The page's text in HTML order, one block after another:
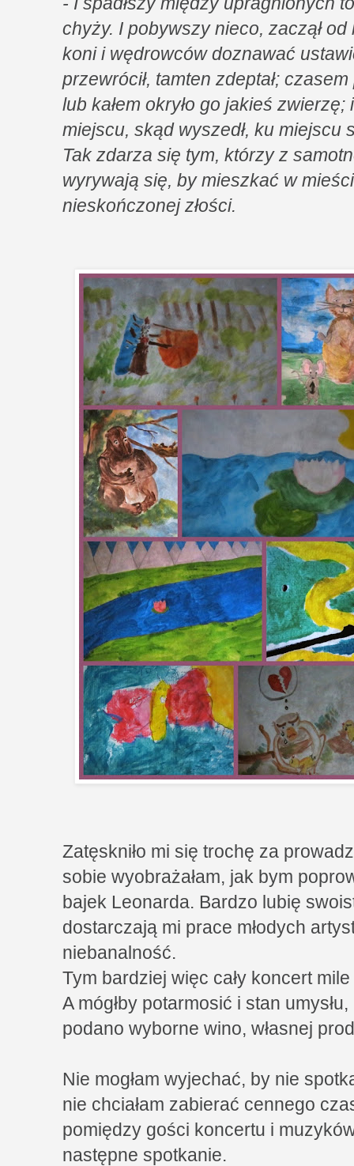
chyży. I pobywszy nieco, zaczął
koni i wędrowców doznawać
przewrócił, tamten zdeptał;
lub kałem okryło go jakieś
miejscu, skąd wyszedł, ku miejscu
Tak zdarza się tym, którzy z
wyrywają się, by mieszkać w
nieskończonej złości.
Zatęskniło mi się trochę za
sobie wyobrażałam, jak bym
bajek Leonarda. Bardzo lubię
dostarczają mi prace młodych
niebanalność.
Tym bardziej więc cały koncert
A mógłby potarmosić i stan
podano wyborne wino, własnej
Nie mogłam wyjechać, by nie
nie chciałam zabierać cennego
pomiędzy gości koncertu i
następne spotkanie.